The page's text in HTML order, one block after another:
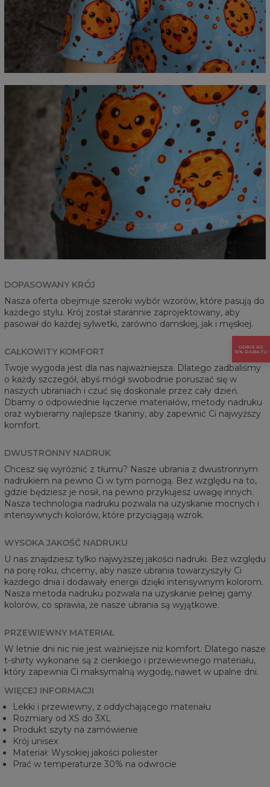
DOPASOWANY KRÓJ
Nasza oferta obejmuje szeroki wybór wzorów, które pasują do
każdego stylu. Krój został starannie zaprojektowany, aby
pasował do każdej sylwetki, zarówno damskiej, jak i męskiej.
CAŁKOWITY KOMFORT
Twoje wygoda jest dla nas najważniejsza. Dlatego zadbaliśmy
o każdy szczegół, abyś mógł swobodnie poruszać się w
naszych ubraniach i czuć się doskonale przez cały dzień.
Dbamy o odpowiednie łączenie materiałów, metody nadruku
oraz wybieramy najlepsze tkaniny, aby zapewnić Ci najwyższy
komfort.
DWUSTRONNY NADRUK
Chcesz się wyróżnić z tłumu? Nasze ubrania z dwustronnym
nadrukiem na pewno Ci w tym pomogą. Bez względu na to,
gdzie będziesz je nosił, na pewno przykujesz uwagę innych.
Nasza technologia nadruku pozwala na uzyskanie mocnych i
intensywnych kolorów, które przyciągają wzrok.
WYSOKA JAKOŚĆ NADRUKU
U nas znajdziesz tylko najwyższej jakości nadruki. Bez względu
na porę roku, chcemy, aby nasze ubrania towarzyszyły Ci
każdego dnia i dodawały energii dzięki intensywnym kolorom.
Nasza metoda nadruku pozwala na uzyskanie pełnej gamy
kolorów, co sprawia, że nasze ubrania są wyjątkowe.
PRZEWIEWNY MATERIAŁ
W letnie dni nic nie jest ważniejsze niż komfort. Dlatego nasze
t-shirty wykonane są z cienkiego i przewiewnego materiału,
który zapewnia Ci maksymalną wygodę, nawet w upalne dni.
WIĘCEJ INFORMACJI
Lekki i przewiewny, z oddychającego materiału
Rozmiary od XS do 3XL
Produkt szyty na zamówienie
Krój unisex
Materiał: Wysokiej jakości poliester
Prać w temperaturze 30% na odwrocie
ODBIERZ
15% RABATU